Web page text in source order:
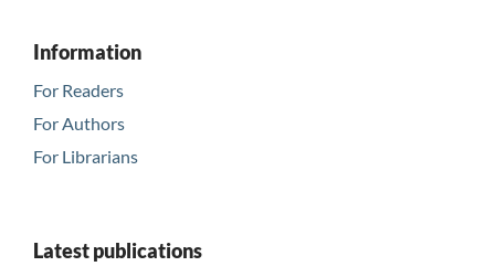
Information
For Readers
For Authors
For Librarians
Latest publications